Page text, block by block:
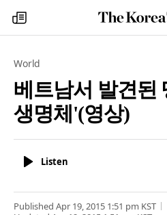
my
times
World
베트남서 발견된
생명체'(영상)
ListenListen
Published Apr 19, 2015 1:51 pm KST